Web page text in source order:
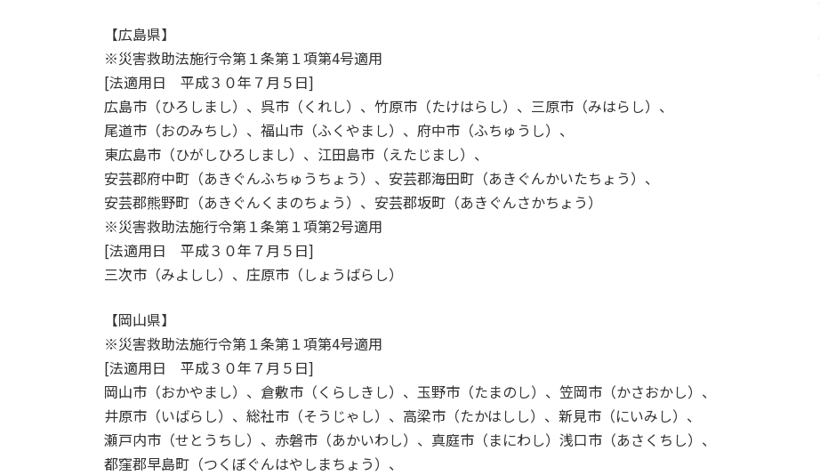
【広島県】
※災害救助法施行令第１条第１項第4号適用
[法適用日 平成３０年７月５日]
広島市（ひろしまし）、呉市（くれし）、竹原市（たけはらし）、三原市（みはらし）、
尾道市（おのみちし）、福山市（ふくやまし）、府中市（ふちゅうし）、
東広島市（ひがしひろしまし）、江田島市（えたじまし）、
安芸郡府中町（あきぐんふちゅうちょう）、安芸郡海田町（あきぐんかいたちょう）、
安芸郡熊野町（あきぐんくまのちょう）、安芸郡坂町（あきぐんさかちょう）
※災害救助法施行令第１条第１項第2号適用
[法適用日 平成３０年７月５日]
三次市（みよしし）、庄原市（しょうばらし）
【岡山県】
※災害救助法施行令第１条第１項第4号適用
[法適用日 平成３０年７月５日]
岡山市（おかやまし）、倉敷市（くらしきし）、玉野市（たまのし）、笠岡市（かさおかし）、
井原市（いばらし）、総社市（そうじゃし）、高梁市（たかはしし）、新見市（にいみし）、
瀬戸内市（せとうちし）、赤磐市（あかいわし）、真庭市（まにわし）浅口市（あさくちし）、
都窪郡早島町（つくぼぐんはやしまちょう）、